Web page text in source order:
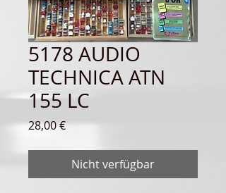
5178 AUDIO
TECHNICA ATN
155 LC
28,00 €Preis
Nicht verfügbar